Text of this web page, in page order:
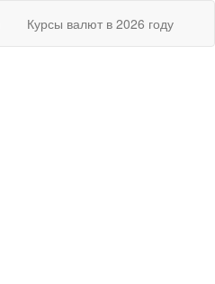
Курсы валют в 2026 году